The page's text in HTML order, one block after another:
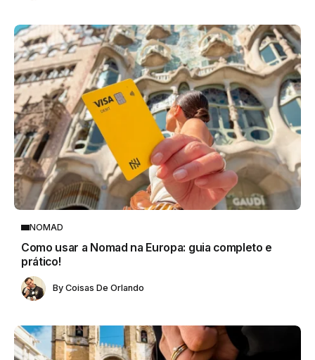
NOMAD
Como usar a Nomad na Europa: guia completo e
prático!
By Coisas De Orlando